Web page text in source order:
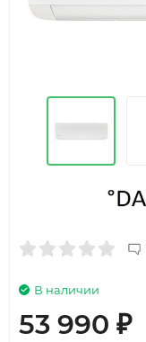
В наличии
53 990 ₽